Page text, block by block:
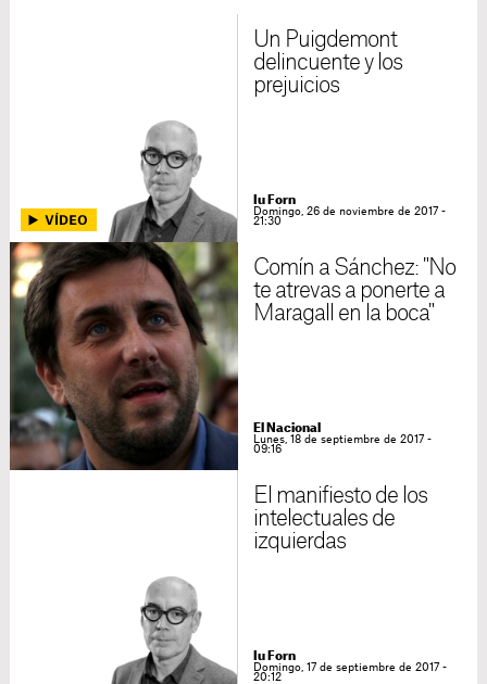
Un Puigdemont
delincuente y los
prejuicios
Iu Forn
Domingo, 26 de noviembre de 2017 -
21:30
Comín a Sánchez: "No
te atrevas a ponerte a
Maragall en la boca"
El Nacional
Lunes, 18 de septiembre de 2017 -
09:16
El manifiesto de los
intelectuales de
izquierdas
Iu Forn
Domingo, 17 de septiembre de 2017 -
20:12